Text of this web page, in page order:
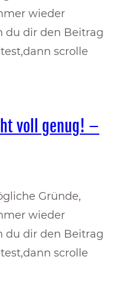
wieder
du dir den Beitrag
scrolle
voll genug! –
Gründe,
wieder
du dir den Beitrag
scrolle